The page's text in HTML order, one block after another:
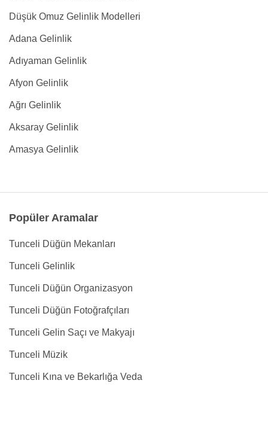
Düşük Omuz Gelinlik Modelleri
Adana Gelinlik
Adıyaman Gelinlik
Afyon Gelinlik
Ağrı Gelinlik
Aksaray Gelinlik
Amasya Gelinlik
Popüler Aramalar
Tunceli Düğün Mekanları
Tunceli Gelinlik
Tunceli Düğün Organizasyon
Tunceli Düğün Fotoğrafçıları
Tunceli Gelin Saçı ve Makyajı
Tunceli Müzik
Tunceli Kına ve Bekarlığa Veda